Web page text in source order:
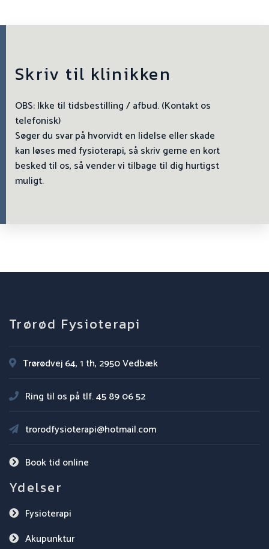
Skriv til klinikken
OBS: Ikke til tidsbestilling / afbud. (Kontakt os
telefonisk)
Søger du svar på hvorvidt en lidelse eller skade
kan løses med fysioterapi, så skriv gerne en kort
besked til os, så vender vi tilbage til dig hurtigst
muligt.
Trørød Fysioterapi
Trørødvej 64, 1 th, 2950 Vedbæk
Ring til os på tlf.45 89 06 52
trorodfysioterapi@hotmail.com
Book tid online
Ydelser
Fysioterapi
Akupunktur